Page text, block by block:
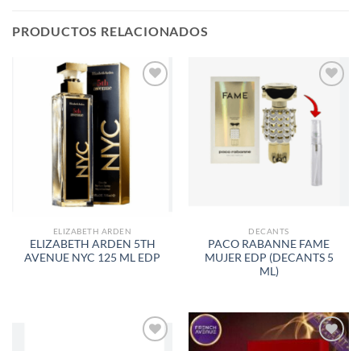
PRODUCTOS RELACIONADOS
AÑADIR
DESEOS
ELIZABETH ARDEN
ELIZABETH ARDEN 5TH
AVENUE NYC 125 ML EDP
AÑADIR
A LA
DE
DESEOS
DECANTS
PACO RABANNE FAME
MUJER EDP (DECANTS 5
ML)